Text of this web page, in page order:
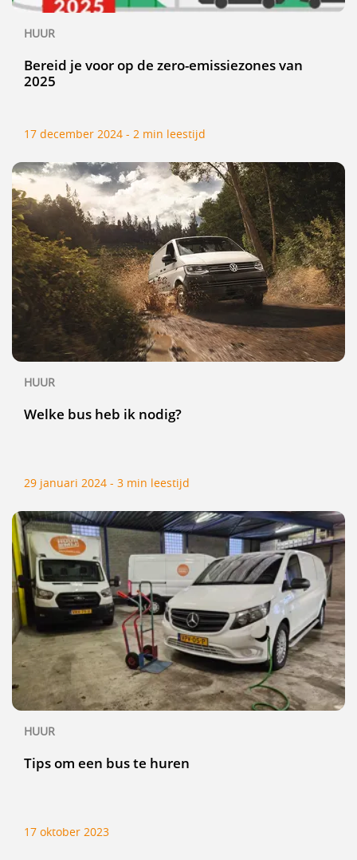
HUUR
Bereid je voor op de zero-emissiezones van
2025
17 december 2024 - 2 min leestijd
HUUR
Welke bus heb ik nodig?
29 januari 2024 - 3 min leestijd
HUUR
Tips om een bus te huren
17 oktober 2023